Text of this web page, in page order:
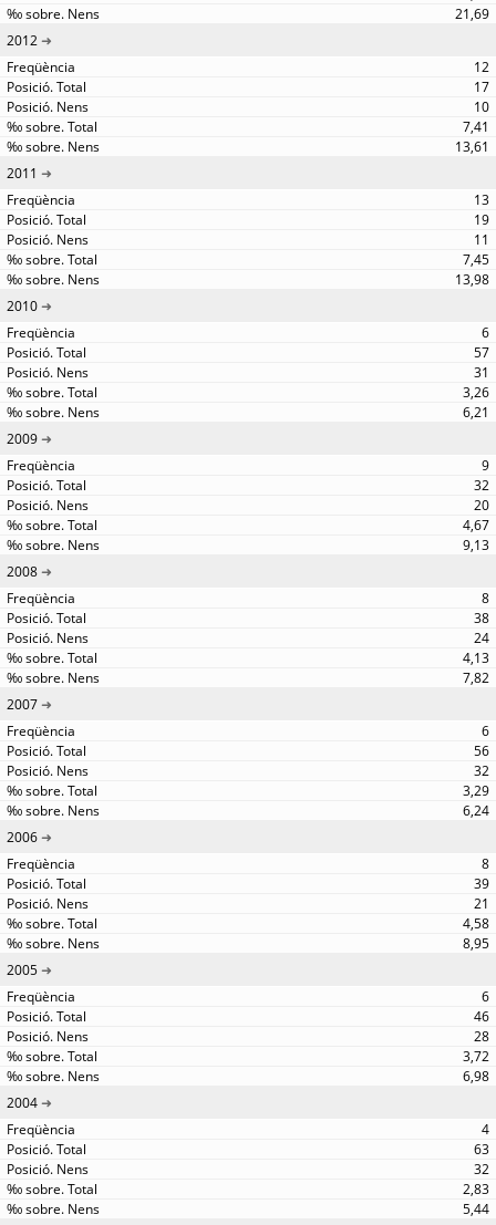
21,69
2012
12
17
10
7,41
13,61
2011
13
19
11
7,45
13,98
2010
6
57
31
3,26
6,21
2009
9
32
20
4,67
9,13
2008
8
38
24
4,13
7,82
2007
6
56
32
3,29
6,24
2006
8
39
21
4,58
8,95
2005
6
46
28
3,72
6,98
2004
4
63
32
2,83
5,44